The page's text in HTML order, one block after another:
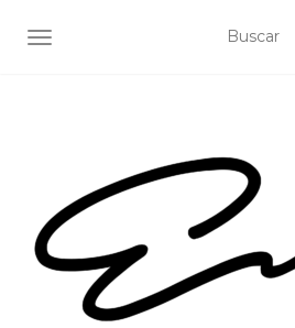
ALTERNAR NAVEGACIÓN